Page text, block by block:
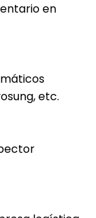
en
etc.